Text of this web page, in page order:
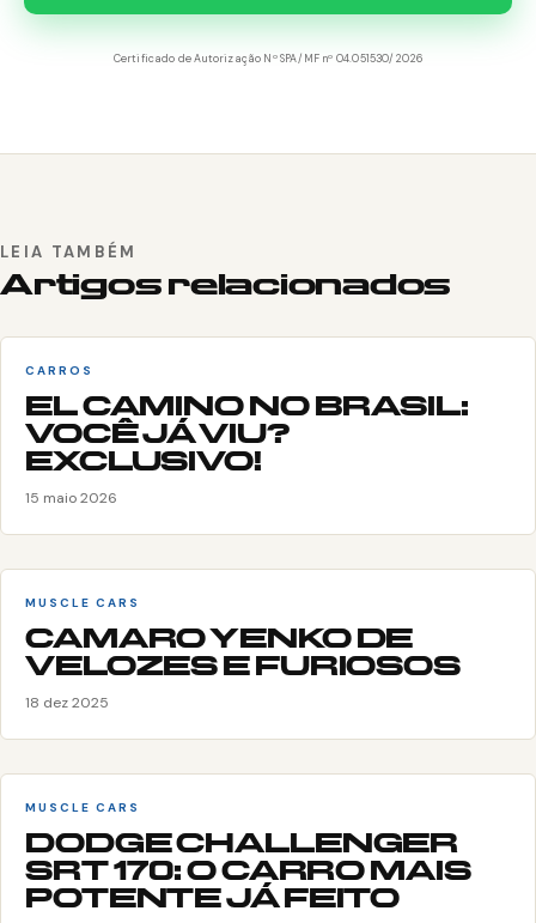
Certificado de Autorização Nº SPA/MF nº 04.051530/2026
LEIA TAMBÉM
Artigos relacionados
CARROS
EL CAMINO NO BRASIL:
VOCÊ JÁ VIU?
EXCLUSIVO!
15 maio 2026
MUSCLE CARS
CAMARO YENKO DE
VELOZES E FURIOSOS
18 dez 2025
MUSCLE CARS
DODGE CHALLENGER
SRT 170: O CARRO MAIS
POTENTE JÁ FEITO